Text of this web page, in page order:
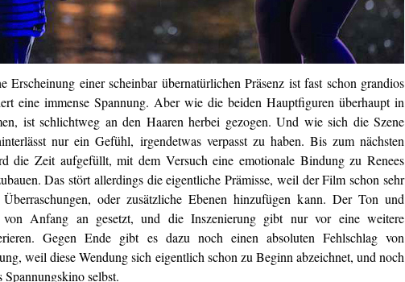
einer scheinbar übernatürlichen Präsenz ist fast schon grandios
eine immense Spannung. Aber wie die beiden Hauptfiguren überhaupt in
ist schlichtweg an den Haaren herbei gezogen. Und wie sich die Szene
nur ein Gefühl, irgendetwas verpasst zu haben. Bis zum nächsten
die Zeit aufgefüllt, mit dem Versuch eine emotionale Bindung zu Renees
Das stört allerdings die eigentliche Prämisse, weil der Film schon sehr
oder zusätzliche Ebenen hinzufügen kann. Der Ton und
von Anfang an gesetzt, und die Inszenierung gibt nur vor eine weitere
Gegen Ende gibt es dazu noch einen absoluten Fehlschlag von
weil diese Wendung sich eigentlich schon zu Beginn abzeichnet, und noch
selbst.